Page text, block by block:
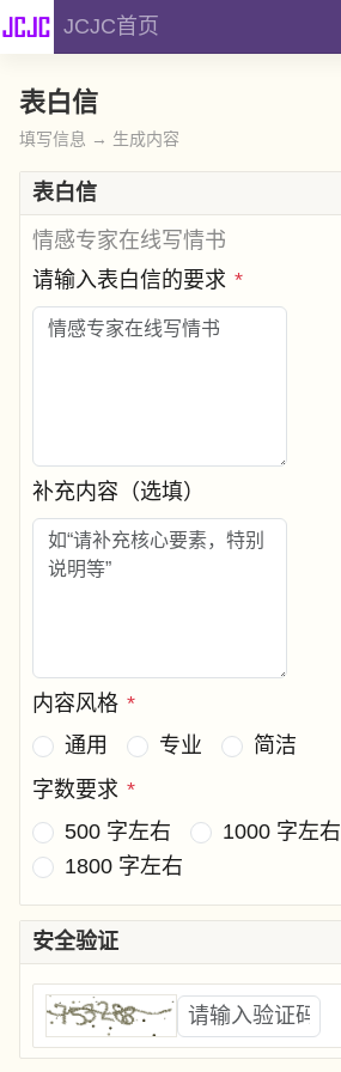
JCJC首页
表白信
填写信息 → 生成内容
表白信
情感专家在线写情书
请输入表白信的要求 *
补充内容（选填）
内容风格 *
通用
专业
简洁
字数要求 *
500 字左右
1000 字左右
1800 字左右
安全验证